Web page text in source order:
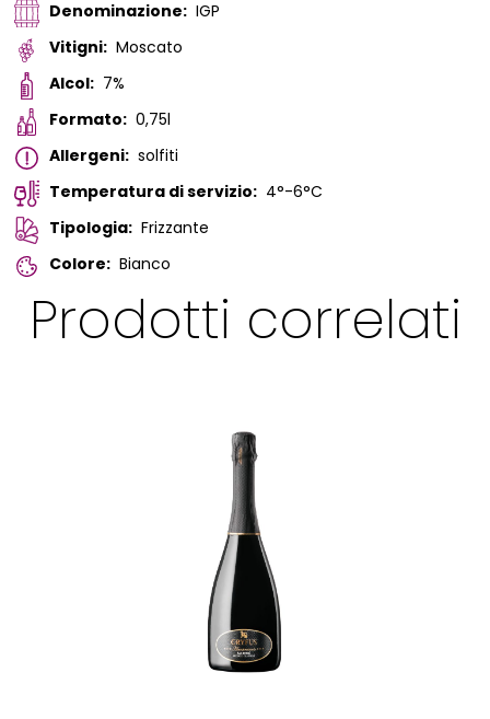
Denominazione: IGP
Vitigni: Moscato
Alcol: 7%
Formato: 0,75l
Allergeni: solfiti
Temperatura di servizio: 4°-6°C
Tipologia: Frizzante
Colore: Bianco
Prodotti correlati